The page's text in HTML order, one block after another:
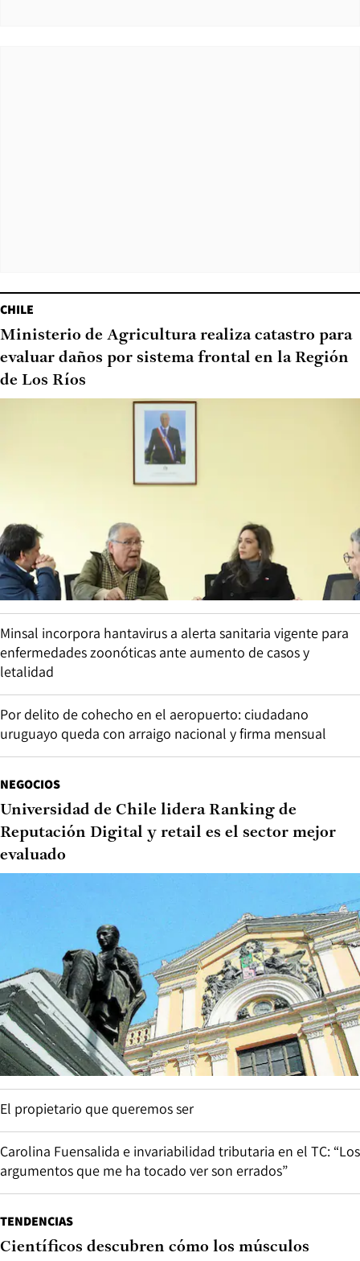
CHILE
Ministerio de Agricultura realiza catastro para
evaluar daños por sistema frontal en la Región
de Los Ríos
Minsal incorpora hantavirus a alerta sanitaria vigente para
enfermedades zoonóticas ante aumento de casos y
letalidad
Por delito de cohecho en el aeropuerto: ciudadano
uruguayo queda con arraigo nacional y firma mensual
NEGOCIOS
Universidad de Chile lidera Ranking de
Reputación Digital y retail es el sector mejor
evaluado
El propietario que queremos ser
Carolina Fuensalida e invariabilidad tributaria en el TC: “Los
argumentos que me ha tocado ver son errados”
TENDENCIAS
Científicos descubren cómo los músculos